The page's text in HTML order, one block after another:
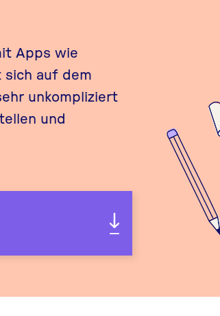
Apps wie
sich auf dem
unkompliziert
und